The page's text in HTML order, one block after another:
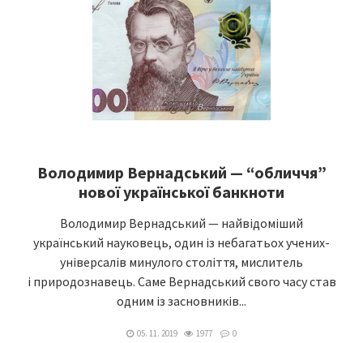
Володимир Вернадський — “обличчя”
нової української банкноти
Володимир Вернадський — найвідоміший
український науковець, один із небагатьох учених-
універсалів минулого століття, мислитель
і природознавець. Саме Вернадський свого часу став
одним із засновників...
05. 11. 2019 1977 0